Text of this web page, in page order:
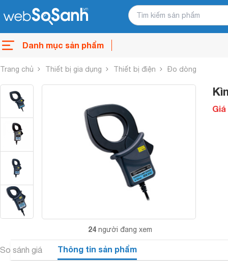
Danh mục sản phẩm
Trang chủ Thiết bị gia dụng Thiết bị điện Đo dòng
24 người đang xem
Giá
So sánh giá Thông tin sản phẩm